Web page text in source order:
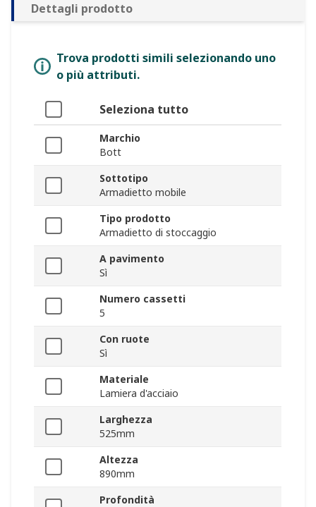
Dettagli prodotto
Trova prodotti simili selezionando uno
o più attributi.
Seleziona tutto
Marchio
Bott
Sottotipo
Armadietto mobile
Tipo prodotto
Armadietto di stoccaggio
A pavimento
Sì
Numero cassetti
5
Con ruote
Sì
Materiale
Lamiera d'acciaio
Larghezza
525mm
Altezza
890mm
Profondità